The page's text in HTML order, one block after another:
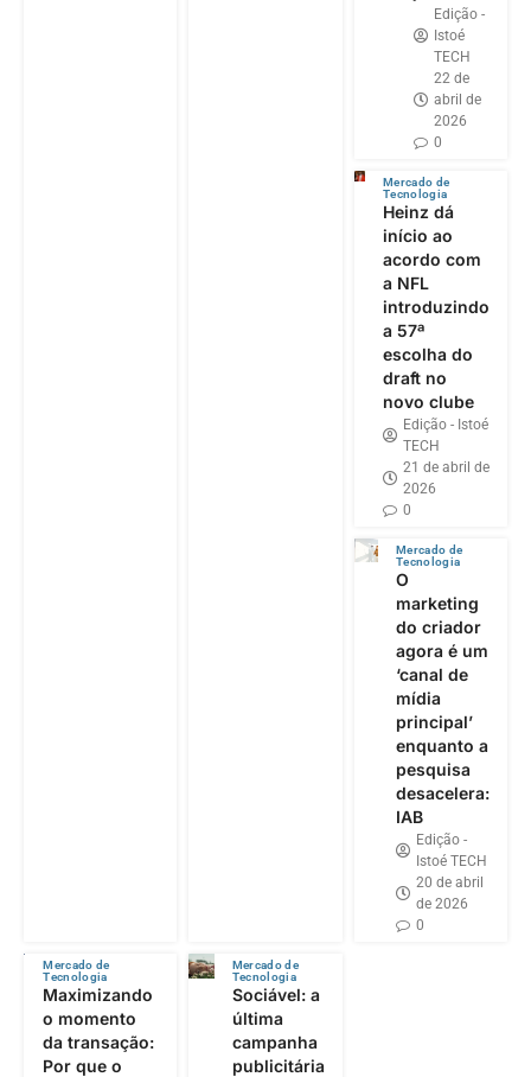
Edição -
Istoé
TECH
22 de
abril de
2026
0
Mercado de
Tecnologia
Heinz dá
início ao
acordo com
a NFL
introduzindo
a 57ª
escolha do
draft no
novo clube
Edição - Istoé
TECH
21 de abril de
2026
0
Mercado de
Tecnologia
O
marketing
do criador
agora é um
‘canal de
mídia
principal’
enquanto a
pesquisa
desacelera:
IAB
Edição -
Istoé TECH
20 de abril
de 2026
0
Mercado de
Tecnologia
Maximizando
o momento
da transação:
Por que o
Mercado de
Tecnologia
Sociável: a
última
campanha
publicitária